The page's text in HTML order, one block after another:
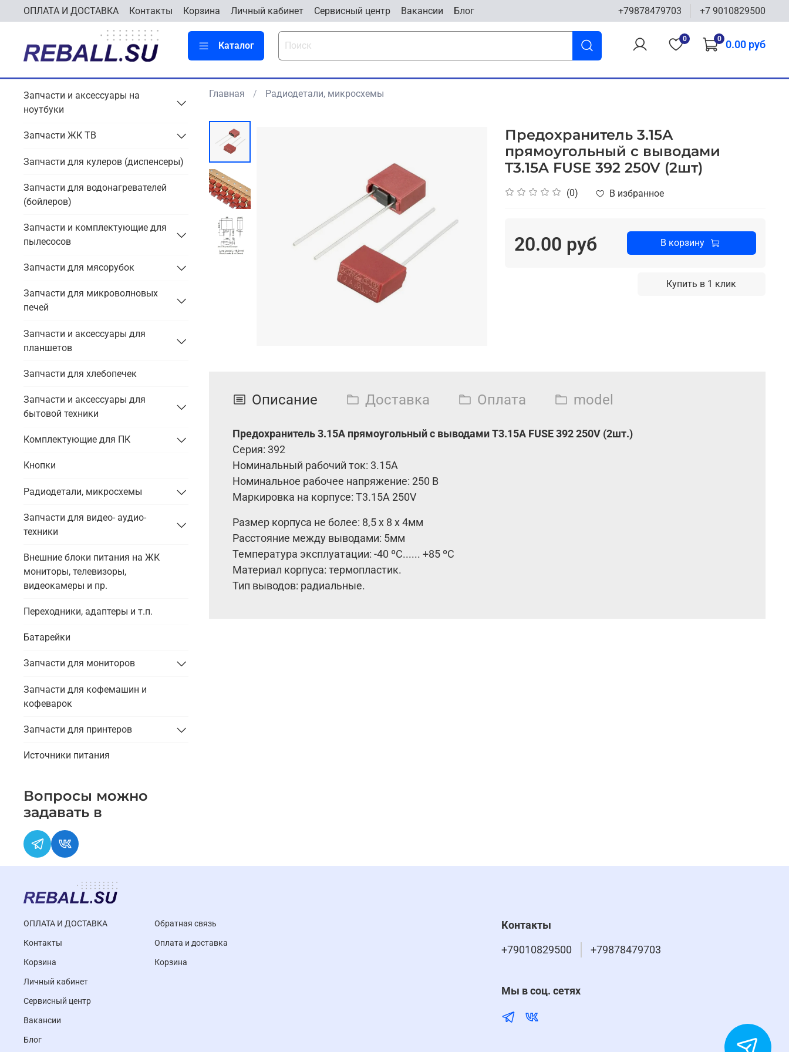
ОПЛАТА И ДОСТАВКА Контакты Корзина Личный кабинет Cервисный центр Вакансии Блог +79878479703 +7 9010829500
Каталог
0 0 0.00 руб
Главная Радиодетали, микросхемы
Предохранитель 3.15А
прямоугольный с выводами
T3.15A FUSE 392 250V (2шт)
(0) В избранное
20.00 руб В корзину
Купить в 1 клик
Описание Доставка Оплата model
Предохранитель 3.15А прямоугольный с выводами T3.15A FUSE 392 250V (2шт.)
Серия: 392
Номинальный рабочий ток: 3.15A
Номинальное рабочее напряжение: 250 В
Маркировка на корпусе: Т3.15А 250V
Размер корпуса не более: 8,5 х 8 х 4мм
Расстояние между выводами: 5мм
Температура эксплуатации: -40 ºC...... +85 ºC
Материал корпуса: термопластик.
Тип выводов: радиальные.
Запчасти и аксессуары на
ноутбуки
Запчасти ЖК ТВ
Запчасти для кулеров (диспенсеры)
Запчасти для водонагревателей
(бойлеров)
Запчасти и комплектующие для
пылесосов
Запчасти для мясорубок
Запчасти для микроволновых
печей
Запчасти и аксессуары для
планшетов
Запчасти для хлебопечек
Запчасти и аксессуары для
бытовой техники
Комплектующие для ПК
Кнопки
Радиодетали, микросхемы
Запчасти для видео- аудио-
техники
Внешние блоки питания на ЖК
мониторы, телевизоры,
видеокамеры и пр.
Переходники, адаптеры и т.п.
Батарейки
Запчасти для мониторов
Запчасти для кофемашин и
кофеварок
Запчасти для принтеров
Источники питания
Вопросы можно
задавать в
ОПЛАТА И ДОСТАВКА
Контакты
Корзина
Личный кабинет
Cервисный центр
Вакансии
Блог
Обратная связь
Оплата и доставка
Корзина
Контакты
+79010829500 +79878479703
Мы в соц. сетях